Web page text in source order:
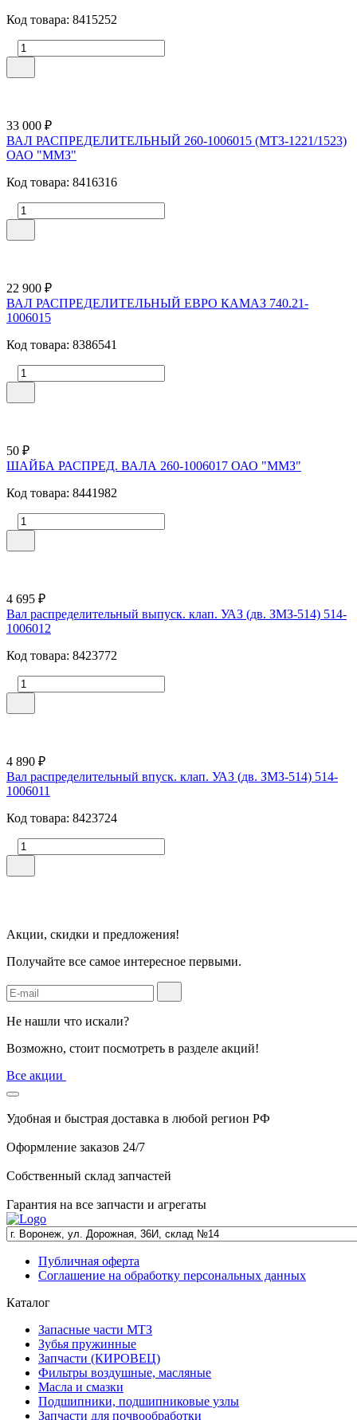
Код товара: 8415252
33 000 ₽
ВАЛ РАСПРЕДЕЛИТЕЛЬНЫЙ 260-1006015 (МТЗ-1221/1523)
ОАО "ММЗ"
Код товара: 8416316
22 900 ₽
ВАЛ РАСПРЕДЕЛИТЕЛЬНЫЙ ЕВРО КАМАЗ 740.21-
1006015
Код товара: 8386541
50 ₽
ШАЙБА РАСПРЕД. ВАЛА 260-1006017 ОАО "ММЗ"
Код товара: 8441982
4 695 ₽
Вал распределительный выпуск. клап. УАЗ (дв. ЗМЗ-514) 514-
1006012
Код товара: 8423772
4 890 ₽
Вал распределительный впуск. клап. УАЗ (дв. ЗМЗ-514) 514-
1006011
Код товара: 8423724
Акции, скидки и предложения!
Получайте все самое интересное первыми.
Не нашли что искали?
Возможно, стоит посмотреть в разделе акций!
Все акции
Удобная и быстрая доставка в любой регион РФ
Оформление заказов 24/7
Собственный склад запчастей
Гарантия на все запчасти и агрегаты
Публичная оферта
Соглашение на обработку персональных данных
Каталог
Запасные части МТЗ
Зубья пружинные
Запчасти (КИРОВЕЦ)
Фильтры воздушные, масляные
Масла и смазки
Подшипники, подшипниковые узлы
Запчасти для почвообработки